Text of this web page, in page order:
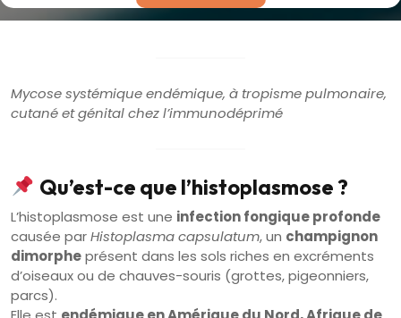
Button
Mycose systémique endémique, à tropisme pulmonaire,
cutané et génital chez l’immunodéprimé
Qu’est-ce que l’histoplasmose ?
L’histoplasmose est une infection fongique profonde
causée parHistoplasma capsulatum, un champignon
dimorpheprésent dans les sols riches en excréments
d’oiseaux ou de chauves-souris (grottes, pigeonniers,
parcs).